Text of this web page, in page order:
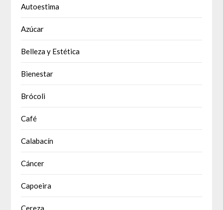
Autoestima
Azúcar
Belleza y Estética
Bienestar
Brócoli
Café
Calabacín
Cáncer
Capoeira
Cereza